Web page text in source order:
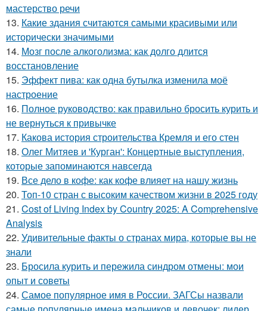
мастерство речи
13. Какие здания считаются самыми красивыми или
исторически значимыми
14. Мозг после алкоголизма: как долго длится
восстановление
15. Эффект пива: как одна бутылка изменила моё
настроение
16. Полное руководство: как правильно бросить курить и
не вернуться к привычке
17. Какова история строительства Кремля и его стен
18. Олег Митяев и 'Курган': Концертные выступления,
которые запоминаются навсегда
19. Все дело в кофе: как кофе влияет на нашу жизнь
20. Топ-10 стран с высоким качеством жизни в 2025 году
21. Cost of Living Index by Country 2025: A Comprehensive
Analysis
22. Удивительные факты о странах мира, которые вы не
знали
23. Бросила курить и пережила синдром отмены: мои
опыт и советы
24. Самое популярное имя в России. ЗАГСы назвали